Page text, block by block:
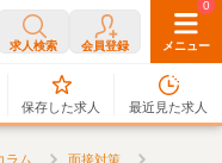
求人検索 会員登録 メニュー
0
保存した求人
0
最近見た求人
ラム
面接対策